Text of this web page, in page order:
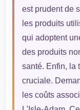
est prudent de
les produits
qui adoptent
des produits
santé. Enfin, la
cruciale.
les coûts